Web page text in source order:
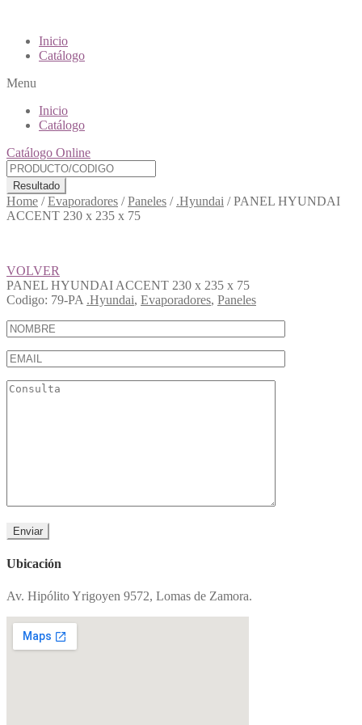
Inicio
Catálogo
Menu
Inicio
Catálogo
Catálogo Online
Resultado
Home /Evaporadores /Paneles / .Hyundai /PANEL HYUNDAI
ACCENT 230 x 235 x 75
VOLVER
PANEL HYUNDAI ACCENT 230 x 235 x 75
Codigo: 79-PA .Hyundai, Evaporadores, Paneles
Ubicación
Av. Hipólito Yrigoyen 9572, Lomas de Zamora.